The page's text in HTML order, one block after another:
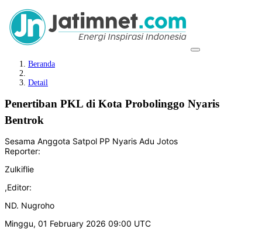
Beranda
Detail
Penertiban PKL di Kota Probolinggo Nyaris
Bentrok
Sesama Anggota Satpol PP Nyaris Adu Jotos
Reporter:
Zulkiflie
,Editor:
ND. Nugroho
Minggu, 01 February 2026 09:00 UTC